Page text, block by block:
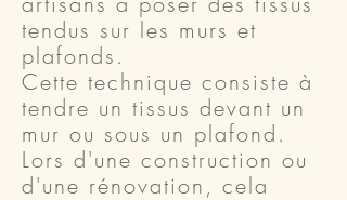
tendus sur les murs et
plafonds.
Cette technique consiste à
tendre un tissus devant un
mur ou sous un plafond.
Lors d'une construction ou
d'une rénovation, cela